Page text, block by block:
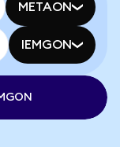
METAON
IEMGON